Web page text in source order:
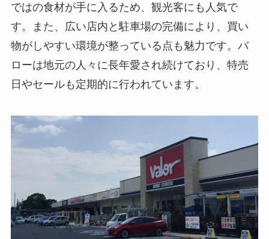
ではの食材が手に入るため、観光客にも人気で
す。また、広い店内と駐車場の完備により、買い
物がしやすい環境が整っている点も魅力です。バ
ローは地元の人々に長年愛され続けており、特売
日やセールも定期的に行われています。